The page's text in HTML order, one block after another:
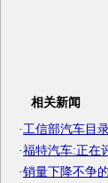
相关新闻
·工信部汽车目
·福特汽车:正在
·销量下降不争